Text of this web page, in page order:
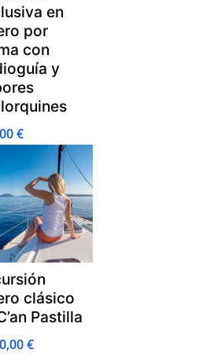
en
por
con
y
€
clásico
Pastilla
€